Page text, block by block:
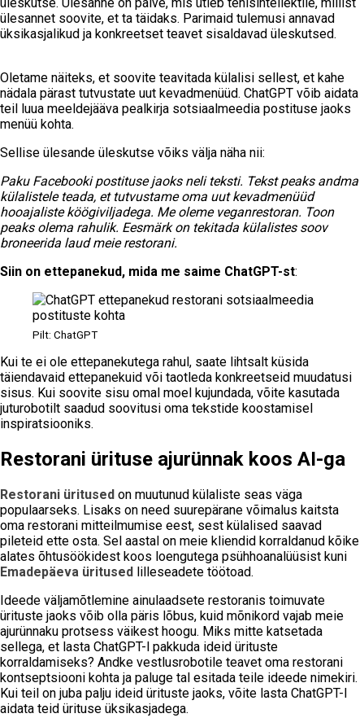
ülesannet soovite, et ta täidaks. Parimaid tulemusi annavad
üksikasjalikud ja konkreetset teavet sisaldavad üleskutsed.
Oletame näiteks, et soovite teavitada külalisi sellest, et kahe
nädala pärast tutvustate uut kevadmenüüd. ChatGPT võib aidata
teil luua meeldejääva pealkirja sotsiaalmeedia postituse jaoks
menüü kohta.
Sellise ülesande üleskutse võiks välja näha nii:
Paku Facebooki postituse jaoks neli teksti. Tekst peaks andma
külalistele teada, et tutvustame oma uut kevadmenüüd
hooajaliste köögiviljadega. Me oleme veganrestoran. Toon
peaks olema rahulik. Eesmärk on tekitada külalistes soov
broneerida laud meie restorani.
Siin on ettepanekud, mida me saime ChatGPT-st:
Pilt: ChatGPT
Kui te ei ole ettepanekutega rahul, saate lihtsalt küsida
täiendavaid ettepanekuid või taotleda konkreetseid muudatusi
sisus. Kui soovite sisu omal moel kujundada, võite kasutada
juturobotilt saadud soovitusi oma tekstide koostamisel
inspiratsiooniks.
Restorani ürituse ajurünnak koos AI-ga
Restorani üritused on muutunud külaliste seas väga
populaarseks. Lisaks on need suurepärane võimalus kaitsta
oma restorani mitteilmumise eest, sest külalised saavad
pileteid ette osta. Sel aastal on meie kliendid korraldanud kõike
alates õhtusöökidest koos loengutega psühhoanalüüsist kuni
Emadepäeva üritused lilleseadete töötoad.
Ideede väljamõtlemine ainulaadsete restoranis toimuvate
ürituste jaoks võib olla päris lõbus, kuid mõnikord vajab meie
ajurünnaku protsess väikest hoogu. Miks mitte katsetada
sellega, et lasta ChatGPT-l pakkuda ideid ürituste
korraldamiseks? Andke vestlusrobotile teavet oma restorani
kontseptsiooni kohta ja paluge tal esitada teile ideede nimekiri.
Kui teil on juba palju ideid ürituste jaoks, võite lasta ChatGPT-l
aidata teid ürituse üksikasjadega.